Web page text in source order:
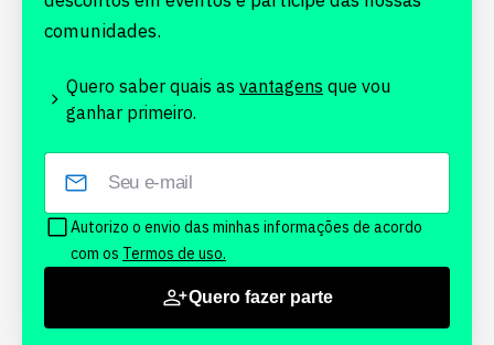
comunidades.
Quero saber quais as vantagens que vou
ganhar primeiro.
Autorizo o envio das minhas informações de acordo
com os Termos de uso.
Quero fazer parte